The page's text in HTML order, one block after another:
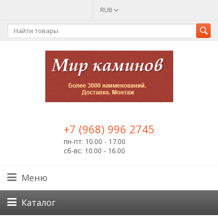
RUB
+7 (968) 996 2745
пн-пт: 10.00 - 17.00
сб-вс: 10.00 - 16.00
Меню
Каталог